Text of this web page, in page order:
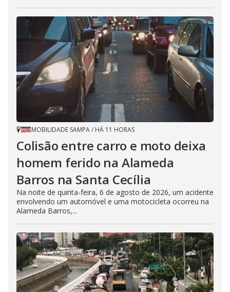
MOBILIDADE SAMPA/ HÁ 11 HORAS
Colisão entre carro e moto deixa
homem ferido na Alameda
Barros na Santa Cecília
Na noite de quinta-feira, 6 de agosto de 2026, um acidente
envolvendo um automóvel e uma motocicleta ocorreu na
Alameda Barros,...